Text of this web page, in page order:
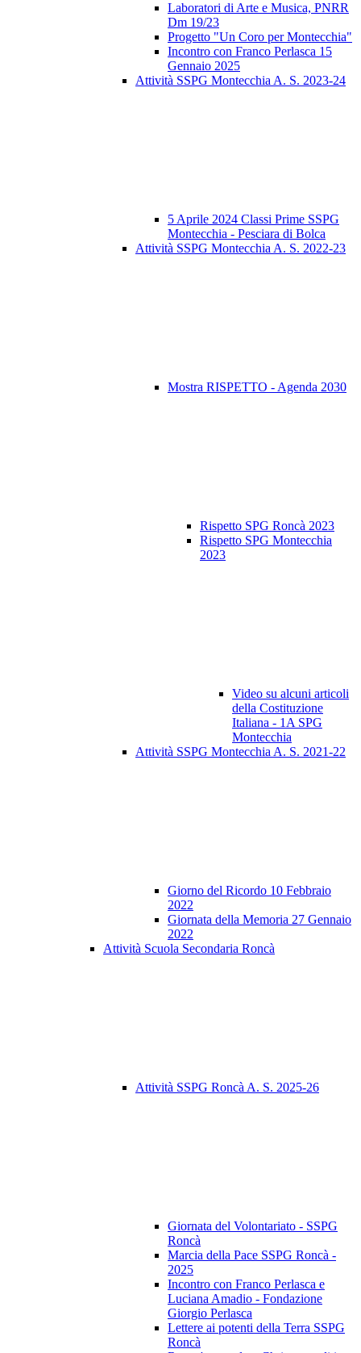
Laboratori di Arte e Musica, PNRR
Dm 19/23
Progetto "Un Coro per Montecchia"
Incontro con Franco Perlasca 15
Gennaio 2025
Attività SSPG Montecchia A. S. 2023-24
5 Aprile 2024 Classi Prime SSPG
Montecchia - Pesciara di Bolca
Attività SSPG Montecchia A. S. 2022-23
Mostra RISPETTO - Agenda 2030
Rispetto SPG Roncà 2023
Rispetto SPG Montecchia
2023
Video su alcuni articoli
della Costituzione
Italiana - 1A SPG
Montecchia
Attività SSPG Montecchia A. S. 2021-22
Giorno del Ricordo 10 Febbraio
2022
Giornata della Memoria 27 Gennaio
2022
Attività Scuola Secondaria Roncà
Attività SSPG Roncà A. S. 2025-26
Giornata del Volontariato - SSPG
Roncà
Marcia della Pace SSPG Roncà -
2025
Incontro con Franco Perlasca e
Luciana Amadio - Fondazione
Giorgio Perlasca
Lettere ai potenti della Terra SSPG
Roncà